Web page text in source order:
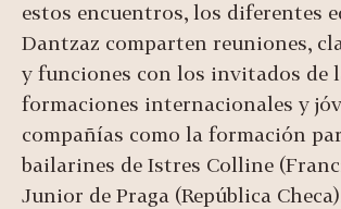
estos encuentros, los diferentes
Dantzaz comparten reuniones,
y funciones con los invitados de
formaciones internacionales y
compañías como la formación
bailarines de Istres Colline
Junior de Praga (República